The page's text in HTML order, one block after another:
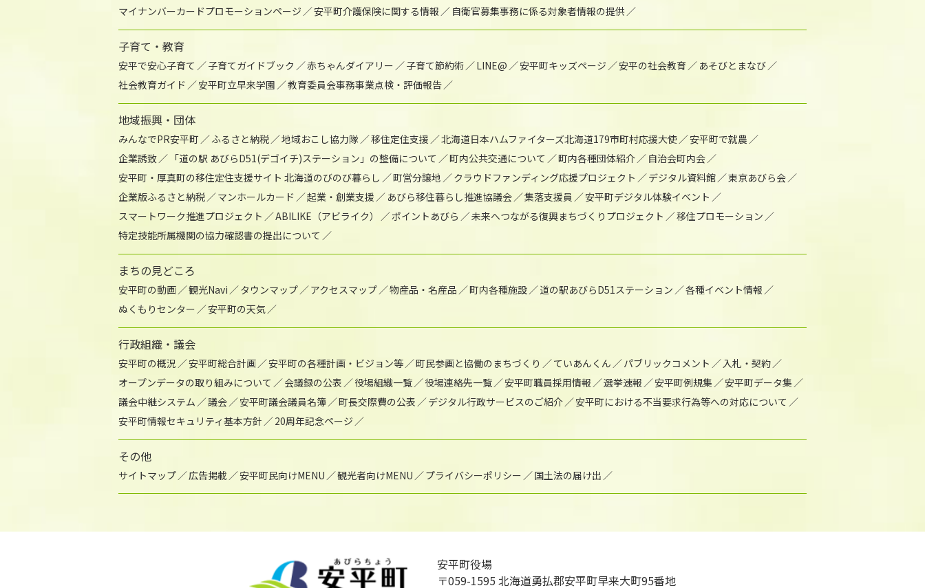
マイナンバーカードプロモーションページ
安平町介護保険に関する情報 自衛官募集事務に係る対象者情報の提供
子育て・教育
安平で安心子育て 子育てガイドブック 赤ちゃんダイアリー 子育て節約術 LINE@ 安平町キッズページ 安平の社会教育
あそびとまなび
社会教育ガイド
安平町立早来学園 教育委員会事務事業点検・評価報告
地域振興・団体
みんなでPR安平町 ふるさと納税 地域おこし協力隊 移住定住支援 北海道日本ハムファイターズ北海道179市町村応援大使
安平町で就農
企業誘致
「道の駅 あびらD51(デゴイチ)ステーション」の整備について 町内公共交通について 町内各種団体紹介
自治会町内会
安平町・厚真町の移住定住支援サイト 北海道のびのび暮らし
町営分譲地 クラウドファンディング応援プロジェクト デジタル資料館
東京あびら会
企業版ふるさと納税
マンホールカード 起業・創業支援 あびら移住暮らし推進協議会 集落支援員
安平町デジタル体験イベント
スマートワーク推進プロジェクト
ABILIKE（アビライク） ポイントあびら 未来へつながる復興まちづくりプロジェクト
移住プロモーション
特定技能所属機関の協力確認書の提出について
まちの見どころ
安平町の動画 観光Navi タウンマップ アクセスマップ 物産品・名産品 町内各種施設 道の駅あびらD51ステーション
各種イベント情報
ぬくもりセンター
安平町の天気
行政組織・議会
安平町の概況 安平町総合計画 安平町の各種計画・ビジョン等 町民参画と協働のまちづくり ていあんくん パブリックコメント
入札・契約
オープンデータの取り組みについて
会議録の公表 役場組織一覧 役場連絡先一覧 安平町職員採用情報 選挙速報 安平町例規集
安平町データ集
議会中継システム
議会 安平町議会議員名簿 町長交際費の公表 デジタル行政サービスのご紹介
安平町における不当要求行為等への対応について
安平町情報セキュリティ基本方針
20周年記念ページ
その他
サイトマップ 広告掲載 安平町民向けMENU 観光者向けMENU プライバシーポリシー 国土法の届け出
安平町役場
〒059-1595 北海道勇払郡安平町早来大町95番地